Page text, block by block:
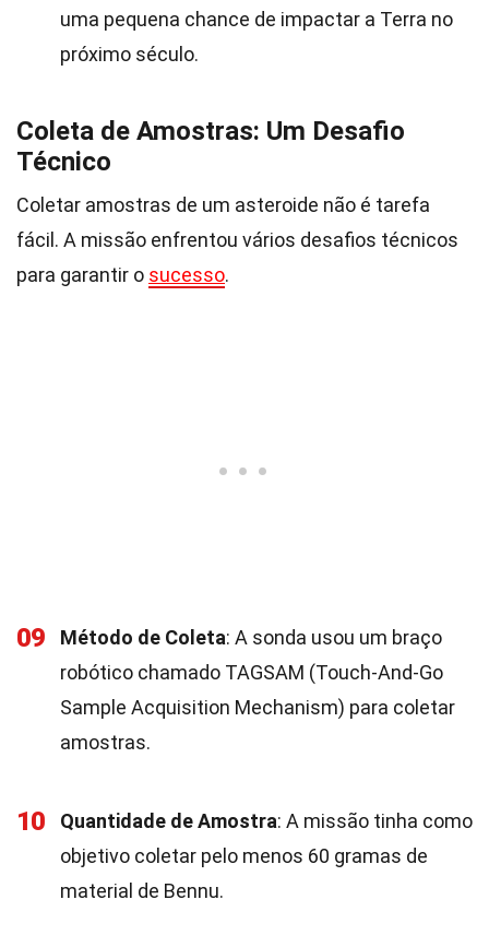
uma pequena chance de impactar a Terra no
próximo século.
Coleta de Amostras: Um Desafio
Técnico
Coletar amostras de um asteroide não é tarefa
fácil. A missão enfrentou vários desafios técnicos
para garantir o sucesso.
09 Método de Coleta: A sonda usou um braço
robótico chamado TAGSAM (Touch-And-Go
Sample Acquisition Mechanism) para coletar
amostras.
10 Quantidade de Amostra: A missão tinha como
objetivo coletar pelo menos 60 gramas de
material de Bennu.